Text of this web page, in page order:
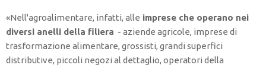
«Nell'agroalimentare, infatti, alle imprese che operano nei
diversi anelli della filiera - aziende agricole, imprese di
trasformazione alimentare, grossisti, grandi superfici
distributive, piccoli negozi al dettaglio, operatori della